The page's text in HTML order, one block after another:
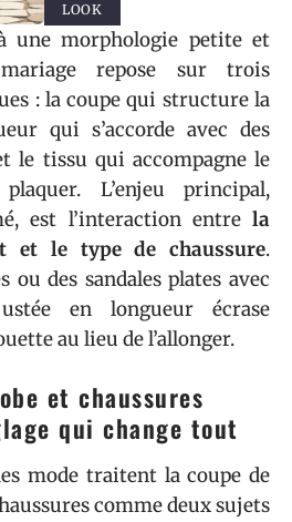
LOOK
une morphologie petite et
repose sur trois
: la coupe qui structure la
qui s’accorde avec des
le tissu qui accompagne le
L’enjeu principal,
est l’interaction entre la
et le type de chaussure.
ou des sandales plates avec
en longueur écrase
au lieu de l’allonger.
et chaussures
qui change tout
mode traitent la coupe de
comme deux sujets